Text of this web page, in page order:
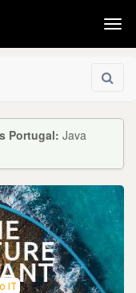
Portugal: Java
IT